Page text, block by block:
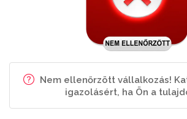
Nem ellenőrzött vállalkozás!
igazolásért, ha Ön a